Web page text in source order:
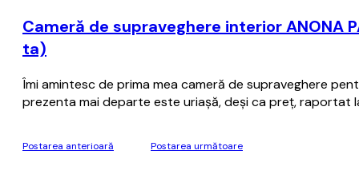
Cameră de supraveghere interior ANONA
ta)
Îmi amintesc de prima mea cameră de supraveghere
prezenta mai departe este uriașă, deși ca preț, raportat
Postarea anterioară Postarea următoare